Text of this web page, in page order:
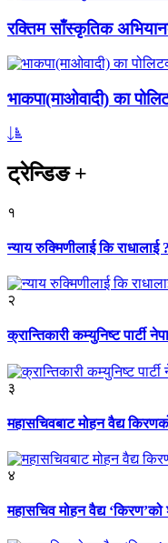
रक्तिम साँस्कृतिक
भाकपा(माओवादी) का
ट्रेन्डिङ+
१
न्याय रुक्मिणीलाई कि राधालाई ?
२
क्रान्तिकारी कम्युनिष्ट पार्टी
३
महासचिवबाट मोहन वैद्य
४
महासचिव मोहन वैद्य